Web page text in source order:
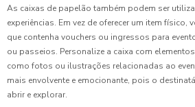
As caixas de papelão também podem ser
experiências. Em vez de oferecer um item físico,
que contenha vouchers ou ingressos para
ou passeios. Personalize a caixa com
como fotos ou ilustrações relacionadas ao
mais envolvente e emocionante, pois o
abrir e explorar.